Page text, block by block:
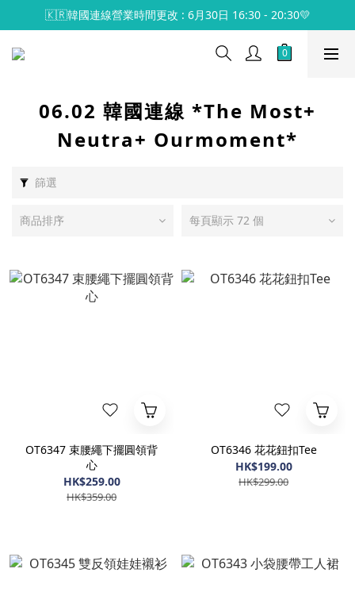
🇰🇷韓國連線營業時間更改 : 6月30日 16:30 - 20:30💛
06.02 韓國連線 *The Most+
Neutra+ Ourmoment*
篩選
商品排序 每頁顯示 72 個
OT6347 束腰繩下擺圓領背
心
HK$259.00
HK$359.00
OT6346 花花鈕扣Tee
HK$199.00
HK$299.00